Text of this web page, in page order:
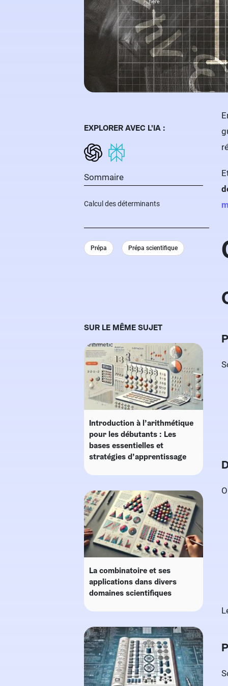
EXPLORER AVEC L'IA :
Sommaire
Calcul des déterminants
Prépa Prépa scientifique
SUR LE MÊME SUJET
Introduction à l’arithmétique
pour les débutants : Les
bases essentielles et
stratégies d’apprentissage
La combinatoire et ses
applications dans divers
domaines scientifiques